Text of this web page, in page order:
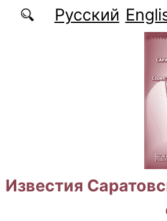
содержаниюРусский
Известия